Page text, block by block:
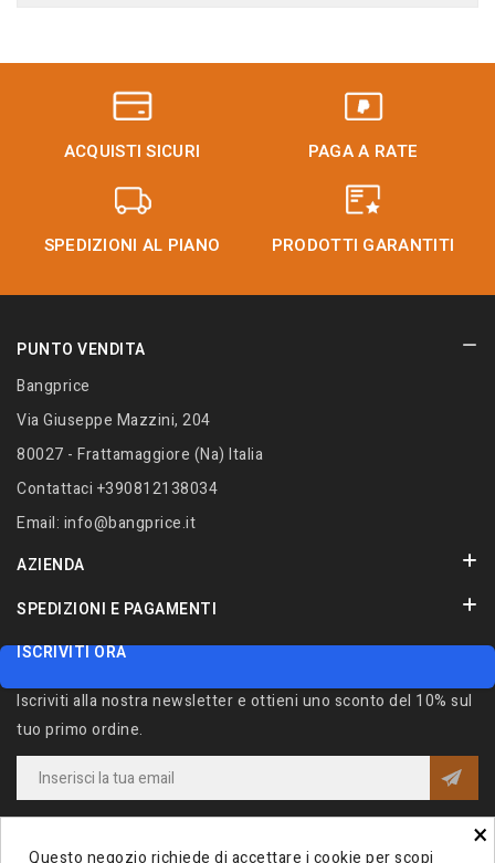
ACQUISTI SICURI PAGA A RATE
SPEDIZIONI AL PIANO PRODOTTI GARANTITI
PUNTO VENDITA
Bangprice
Via Giuseppe Mazzini, 204
80027 - Frattamaggiore (Na) Italia
Contattaci +390812138034
Email: info@bangprice.it
AZIENDA
SPEDIZIONI E PAGAMENTI
ISCRIVITI ORA
Iscriviti alla nostra newsletter e ottieni uno sconto del 10% sul
tuo primo ordine.
dichiaro di aver preso visione della Privacy Policy . ×
Questo negozio richiede di accettare i cookie per scopi